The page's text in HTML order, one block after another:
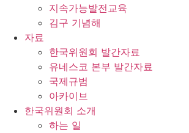
지속가능발전교육
김구 기념해
자료
한국위원회 발간자료
유네스코 본부 발간자료
국제규범
아카이브
한국위원회 소개
하는 일